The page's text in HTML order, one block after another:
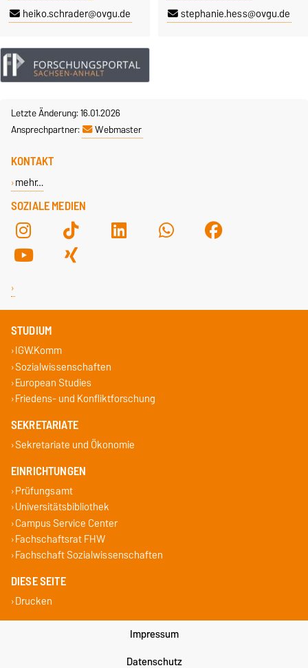
heiko.schrader@ovgu.de
stephanie.hess@ovgu.de
Letzte Änderung: 16.01.2026
Ansprechpartner:
Webmaster
SOZIALE MEDIEN
KONTAKT
mehr…
STUDIUM
IGW.Komm
Sozialwissenschaften
European Studies
Friedens- und Konfliktforschung
SEKRETARIATE
Sekretariate und Ökonomie
EINRICHTUNGEN
Prüfungsamt
Universitätsbibliothek
Campus Service Center
Fachschaftsrat FHW
Fachschaft Sozialwissenschaften
DIESE SEITE
Drucken
Impressum
Datenschutz